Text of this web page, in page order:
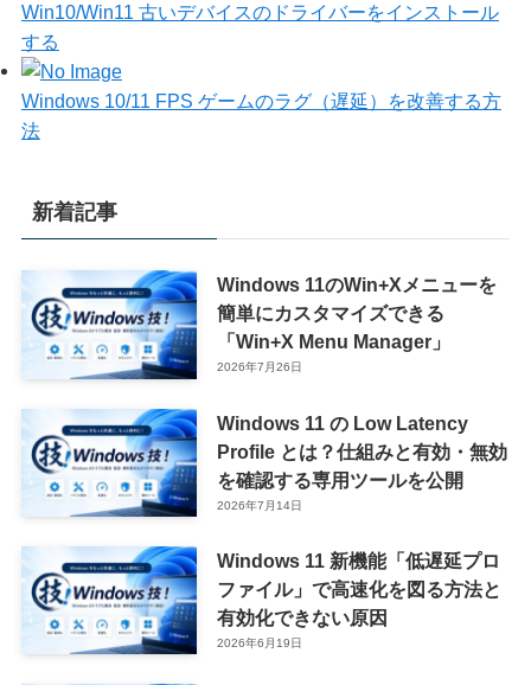
Win10/Win11 古いデバイスのドライバーをインストール
する
Windows 10/11 FPS ゲームのラグ（遅延）を改善する方
法
新着記事
Windows 11のWin+Xメニューを
簡単にカスタマイズできる
「Win+X Menu Manager」
2026年7月26日
Windows 11 の Low Latency
Profile とは？仕組みと有効・無効
を確認する専用ツールを公開
2026年7月14日
Windows 11 新機能「低遅延プロ
ファイル」で高速化を図る方法と
有効化できない原因
2026年6月19日